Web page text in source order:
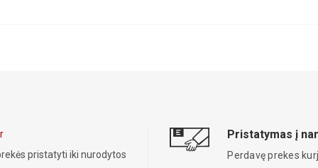
pristatyti iki nurodytos
Pristatymas į
Perdavę prekes